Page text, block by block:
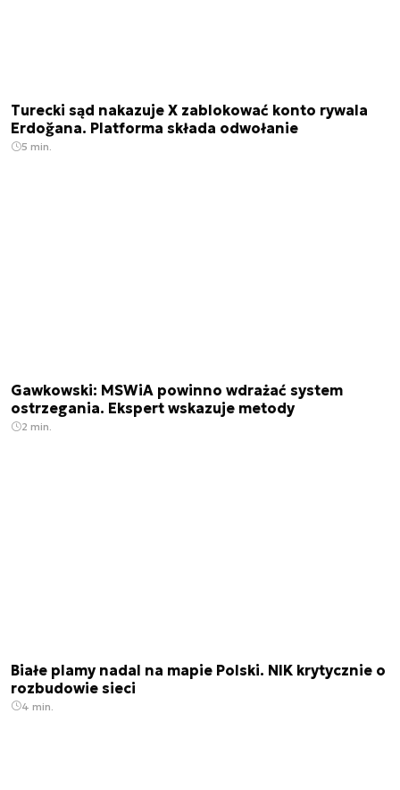
Turecki sąd nakazuje X zablokować konto rywala
Erdoğana. Platforma składa odwołanie
5 min.
Gawkowski: MSWiA powinno wdrażać system
ostrzegania. Ekspert wskazuje metody
2 min.
Białe plamy nadal na mapie Polski. NIK krytycznie o
rozbudowie sieci
4 min.